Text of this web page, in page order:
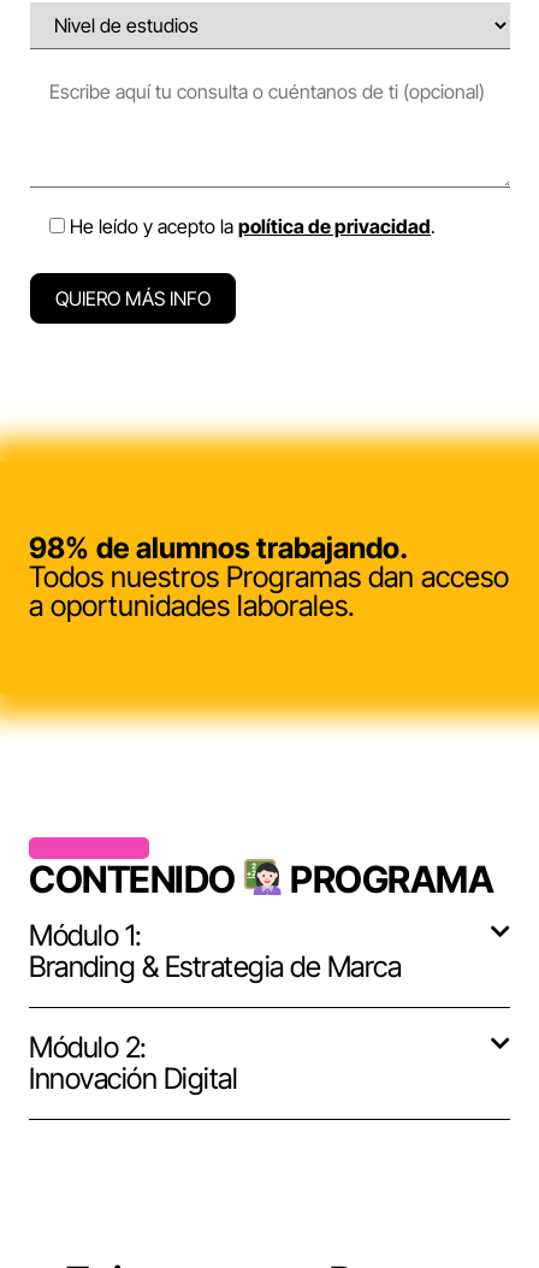
He leído y acepto la política de privacidad.
98% de alumnos trabajando.
Todos nuestros Programas dan acceso
a oportunidades laborales.
CONTENIDO PROGRAMA
Módulo 1:
Branding & Estrategia de Marca
Módulo 2:
Innovación Digital